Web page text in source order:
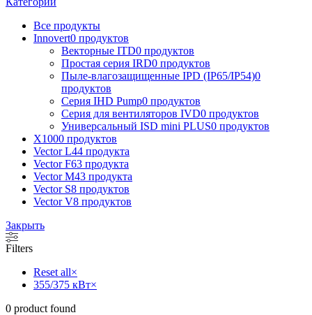
Все продукты
Innovert0 продуктов
Векторные ITD0 продуктов
Простая серия IRD0 продуктов
Пыле-влагозащищенные IPD (IP65/IP54)0
продуктов
Серия IHD Pump0 продуктов
Серия для вентиляторов IVD0 продуктов
Универсальный ISD mini PLUS0 продуктов
X1000 продуктов
Vector L44 продукта
Vector F63 продукта
Vector M43 продукта
Vector S8 продуктов
Vector V8 продуктов
Закрыть
Filters
Reset all×
355/375 кВт×
0 product found